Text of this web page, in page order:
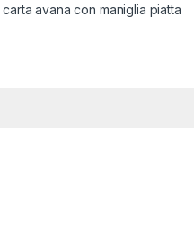
avana con maniglia piatta